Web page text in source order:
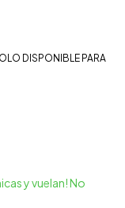
DISPONIBLE PARA
y vuelan! No